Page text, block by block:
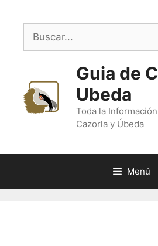
contenido
Buscar:
Guia de
Ubeda
Toda la
Cazorla y Úbeda
Menú